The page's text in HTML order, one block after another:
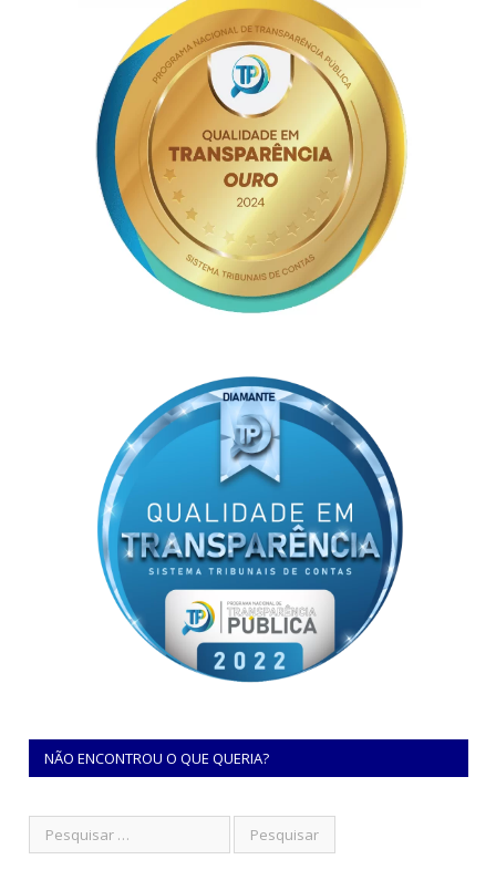
NÃO ENCONTROU O QUE QUERIA?